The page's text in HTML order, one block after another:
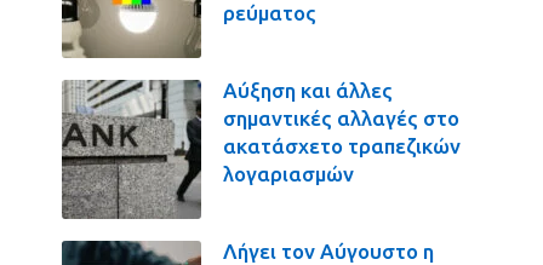
ρεύματος
Αύξηση και άλλες
σημαντικές αλλαγές στο
ακατάσχετο τραπεζικών
λογαριασμών
Λήγει τον Αύγουστο η